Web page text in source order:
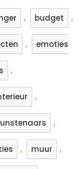
, budget ,
, emoties
,
,
,
, muur ,